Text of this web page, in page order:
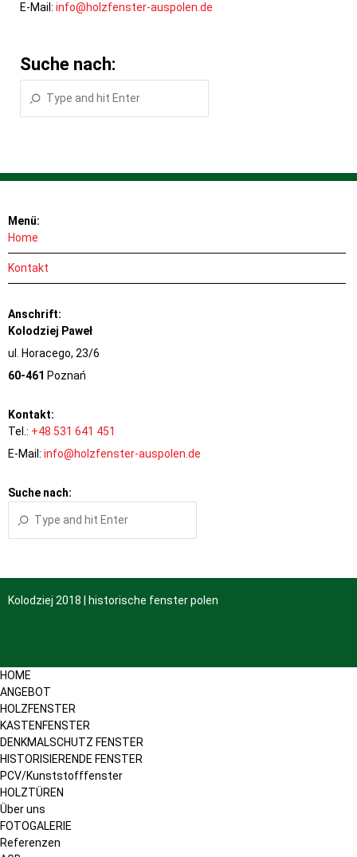
E-Mail: info@holzfenster-auspolen.de
Suche nach:
Menü:
Home
Kontakt
Anschrift:
Kolodziej Paweł
ul. Horacego, 23/6
60-461 Poznań
Kontakt:
Tel.: +48 531 641 451
E-Mail: info@holzfenster-auspolen.de
Suche nach:
Kolodziej 2018 | historische fenster polen
HOME
ANGEBOT
HOLZFENSTER
KASTENFENSTER
DENKMALSCHUTZ FENSTER
HISTORISIERENDE FENSTER
PCV/Kunststofffenster
HOLZTÜREN
Über uns
FOTOGALERIE
Referenzen